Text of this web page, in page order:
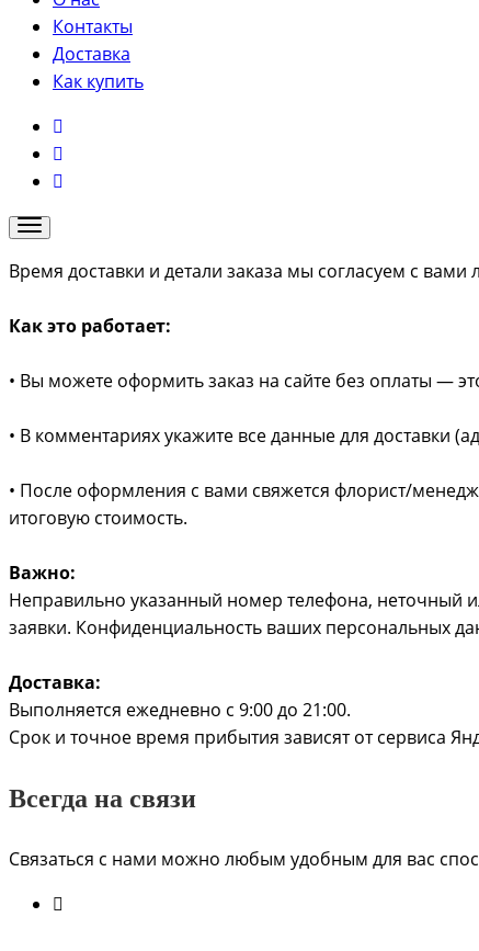
Контакты
Доставка
Как купить
Время доставки и детали заказа мы согласуем с
Как это работает:
• Вы можете оформить заказ на сайте без оплаты —
• В комментариях укажите все данные для доставки
• После оформления с вами свяжется флорист/
итоговую стоимость.
Важно:
Неправильно указанный номер телефона, неточный
заявки. Конфиденциальность ваших персональных
Доставка:
Выполняется ежедневно с 9:00 до 21:00.
Срок и точное время прибытия зависят от сервиса
Всегда на связи
Связаться с нами можно любым удобным для вас